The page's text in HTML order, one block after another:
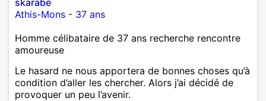
Athis-Mons - 37 ans
Homme célibataire de 37 ans recherche rencontre
amoureuse
Le hasard ne nous apportera de bonnes choses qu’à
condition d’aller les chercher. Alors j’ai décidé de
provoquer un peu l’avenir.